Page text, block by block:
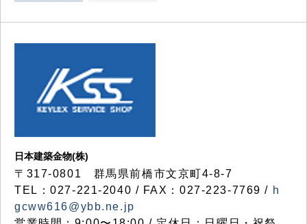
日本建築金物(株)
〒317‐0801 群馬県前橋市文京町4-8-7
TEL：027-221-2040 / FAX：027-223-7769 / h
gcww616@ybb.ne.jp